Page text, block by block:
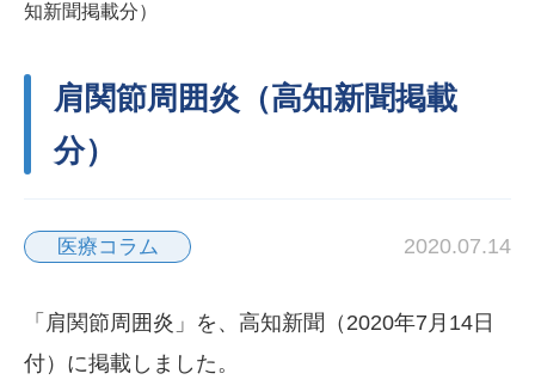
知新聞掲載分）
肩関節周囲炎（高知新聞掲載
分）
医療コラム 2020.07.14
「肩関節周囲炎」を、高知新聞（2020年7月14日
付）に掲載しました。